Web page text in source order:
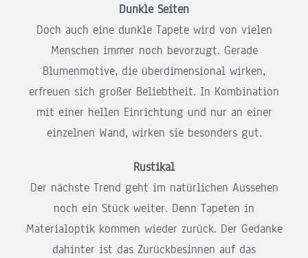
Dunkle Seiten
Doch auch eine dunkle Tapete wird von vielen
Menschen immer noch bevorzugt. Gerade
Blumenmotive, die überdimensional wirken,
erfreuen sich großer Beliebtheit. In Kombination
mit einer hellen Einrichtung und nur an einer
einzelnen Wand, wirken sie besonders gut.
Rustikal
Der nächste Trend geht im natürlichen Aussehen
noch ein Stück weiter. Denn Tapeten in
Materialoptik kommen wieder zurück. Der Gedanke
dahinter ist das Zurückbesinnen auf das